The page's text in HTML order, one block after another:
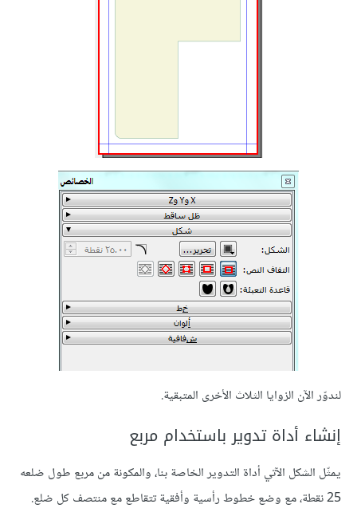
لندوّر الآن الزوايا الثلاث الأخرى المتبقية.
إنشاء أداة تدوير باستخدام مربع
يمثّل الشكل الآتي أداة التدوير الخاصة بنا، والمكونة من مربع طول ضلعه
25 نقطة، مع وضع خطوط رأسية وأفقية تتقاطع مع منتصف كل ضلع.